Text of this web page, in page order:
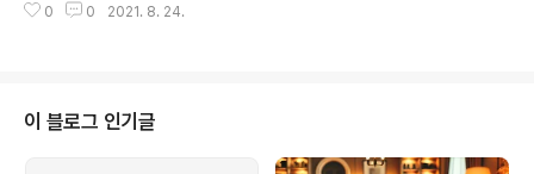
기 위해서는 권한, Permission을 받아야합니다. Androi
에 대해서 소개하는 글을 먼저 읽어보시면 좋을 것 같습니
러터에 대한 소개와 앱 서비스 개발시 고를 수 있는 선지에
대해서 다룰 것이고, blog.mayleaf.dev 이 글에서 다루
고자하는 내용은 세 가지로 첫 번째는 플러터를 시작하기
0 0 2021. 8. 24.
이 블로그 인기글